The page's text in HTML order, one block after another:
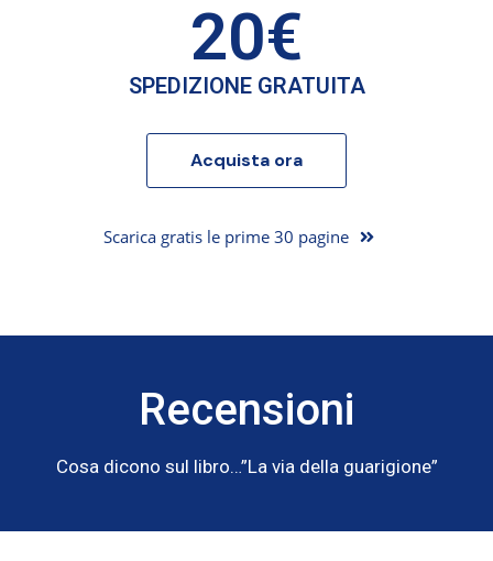
20€
SPEDIZIONE GRATUITA
Acquista ora
Scarica gratis le prime 30 pagine
Recensioni
Cosa dicono sul libro…”La via della guarigione”